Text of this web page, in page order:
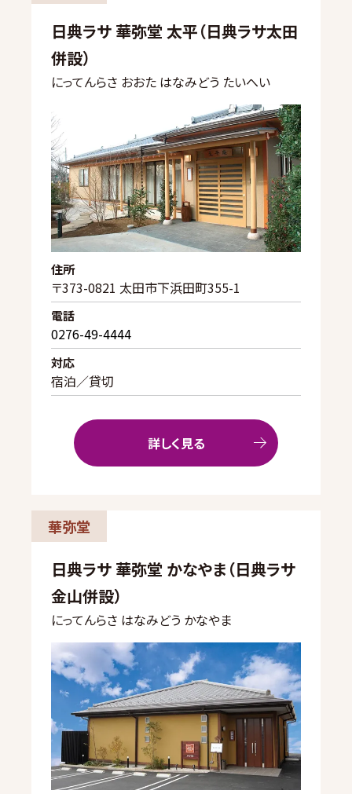
日典ラサ 華弥堂 太平（日典ラサ太田
併設）
にってんらさ おおた はなみどう たいへい
住所
〒373-0821 太田市下浜田町355-1
電話
0276-49-4444
対応
宿泊／貸切
詳しく見る
華弥堂
日典ラサ 華弥堂 かなやま（日典ラサ
金山併設）
にってんらさ はなみどう かなやま